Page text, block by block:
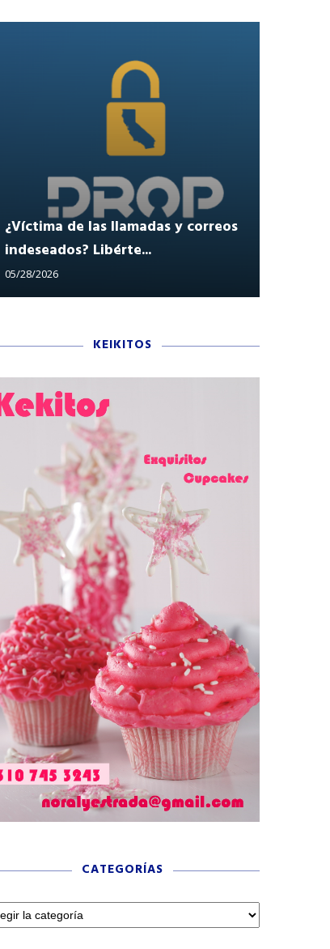
QUE ABRIÓ EL CAMINO:
QUE MUCHOS...
¿Víctima de las llamadas y correos
indeseados? Libérte...
05/28/2026
KEIKITOS
CATEGORÍAS